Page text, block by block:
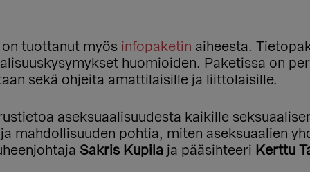
tuottanut myös infopaketin aiheesta.
huomioiden. Paketissa on
sekä ohjeita amattilaisille ja liittolaisille.
aseksuaalisuudesta kaikille
mahdollisuuden pohtia, miten aseksuaalien
Sakris Kupila ja pääsihteeri Kerttu